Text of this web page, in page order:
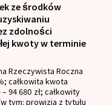
ze środków
zdolności
kwoty w terminie
Rzeczywista Roczna
całkowita kwota
94 680 zł; całkowity
tym: prowizja z tytułu